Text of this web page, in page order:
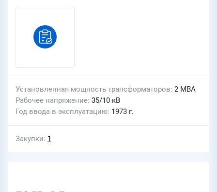
Установленная мощность трансформаторов 2 МВА
Рабочее напряжение 35/10 кВ
Год ввода в эксплуатацию 1973 г.
Закупки 1